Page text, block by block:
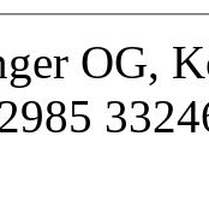
OG,